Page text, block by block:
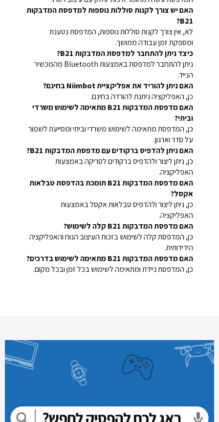
האם יש צורך לקנות סוללות נוספות למדפסת המדבקות
B21?
לא, אין צורך לקנות סוללות נוספות, המדפסת נטענת
ומספקת זמן עבודה ממושך.
כיצד ניתן להתחבר למדפסת המדבקות B21?
ניתן להתחבר למדפסת באמצעות Bluetooth מהמכשיר
הנייד.
האם ניתן להוריד את אפליקציית Niimbot בחינם?
כן, האפליקציה ניתנת להורדה בחינם.
האם מדפסת המדבקות B21 מתאימה לשימוש משרדי
וביתי?
כן, המדפסת מתאימה לשימוש משרדי וביתי ומסייעת לשמור
על סדר וארגון.
האם ניתן להדפיס ברקודים עם מדפסת המדבקות B21?
כן, ניתן ליצור ולהדפיס ברקודים לסריקה באמצעות
האפליקציה.
האם מדפסת המדבקות B21 תומכת בהדפסת טבלאות
אקסל?
כן, ניתן ליצור ולהדפיס טבלאות אקסל באמצעות
האפליקציה.
האם מדפסת המדבקות B21 קלה לשימוש?
כן, המדפסת קלה לשימוש בזכות העיצוב הנוח והאפליקציה
הידידותית.
האם מדפסת המדבקות B21 מתאימה לשימוש בדרכים?
כן, המדפסת ניידת ומתאימה לשימוש בכל זמן ובכל מקום.